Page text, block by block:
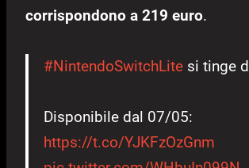
corrispondono a 219 euro.
#NintendoSwitchLite si tinge
Disponibile dal 07/05:
https://t.co/YJKFzOzGnm